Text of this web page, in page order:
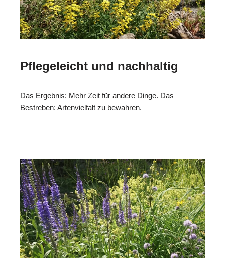
Pflegeleicht und nachhaltig
Das Ergebnis: Mehr Zeit für andere Dinge. Das
Bestreben: Artenvielfalt zu bewahren.